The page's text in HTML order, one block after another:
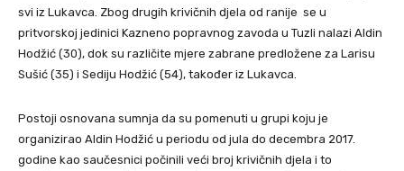
svi iz Lukavca. Zbog drugih krivičnih djela od ranije se u
pritvorskoj jedinici Kazneno popravnog zavoda u Tuzli nalazi Aldin
Hodžić (30), dok su različite mjere zabrane predložene za Larisu
Sušić (35) i Sediju Hodžić (54), također iz Lukavca.
Postoji osnovana sumnja da su pomenuti u grupi koju je
organizirao Aldin Hodžić u periodu od jula do decembra 2017.
godine kao saučesnici počinili veći broj krivičnih djela i to